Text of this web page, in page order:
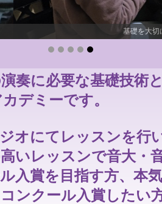
奏に必要な基礎技術
デミーです。
オにてレッスンを行
いレッスンで音大・
入賞を目指す方、本
ンクール入賞したい